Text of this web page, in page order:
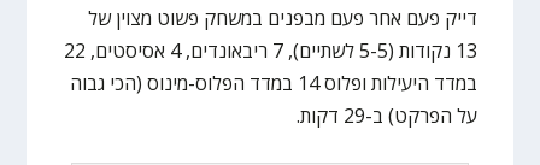
דייק פעם אחר פעם מבפנים במשחק פשוט מצוין של
13 נקודות (5-5 לשתיים), 7 ריבאונדים, 4 אסיסטים, 22
במדד היעילות ופלוס 14 במדד הפלוס-מינוס (הכי גבוה
על הפרקט) ב-29 דקות.